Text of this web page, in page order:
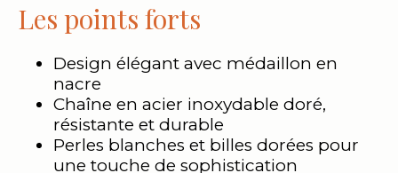
Les points forts
Design élégant avec médaillon en
nacre
Chaîne en acier inoxydable doré,
résistante et durable
Perles blanches et billes dorées pour
une touche de sophistication